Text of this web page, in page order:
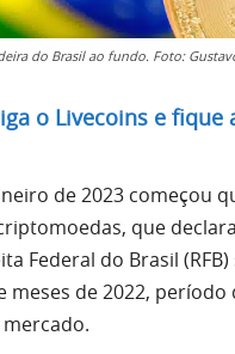
do Brasil ao fundo. Foto:
o Livecoins e fique
de 2023 começou
que
Federal do Brasil
meses de 2022, período